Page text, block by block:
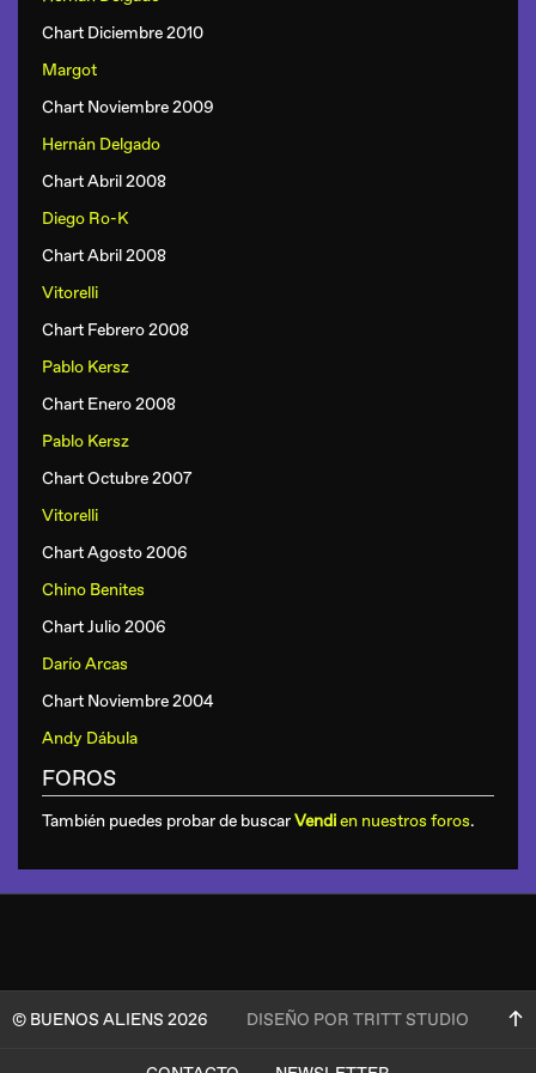
Chart Diciembre 2010
Margot
Chart Noviembre 2009
Hernán Delgado
Chart Abril 2008
Diego Ro-K
Chart Abril 2008
Vitorelli
Chart Febrero 2008
Pablo Kersz
Chart Enero 2008
Pablo Kersz
Chart Octubre 2007
Vitorelli
Chart Agosto 2006
Chino Benites
Chart Julio 2006
Darío Arcas
Chart Noviembre 2004
Andy Dábula
FOROS
También puedes probar de buscarVendien nuestros foros.
© BUENOS ALIENS 2026 DISEÑO POR TRITT STUDIO